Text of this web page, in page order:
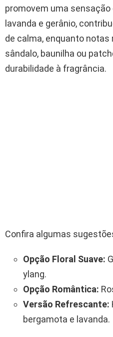
promovem uma
lavanda e gerânio,
de calma, enquanto
sândalo, baunilha ou
durabilidade à fragrância.
Confira algumas
Opção Floral Suave:
ylang.
Opção Romântica:
Versão Refrescante:
bergamota e lavanda.